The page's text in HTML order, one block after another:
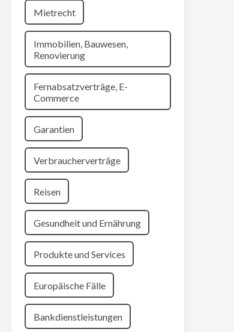
Mietrecht
Immobilien, Bauwesen,
Renovierung
Fernabsatzverträge, E-
Commerce
Garantien
Verbraucherverträge
Reisen
Gesundheit und Ernährung
Produkte und Services
Europäische Fälle
Bankdienstleistungen